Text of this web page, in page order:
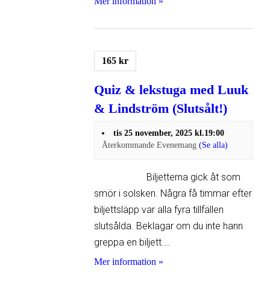
165 kr
Quiz & lekstuga med Luuk
& Lindström (Slutsålt!)
tis 25 november, 2025 kl.19:00
Återkommande Evenemang (Se alla)
Biljetterna gick åt som
smör i solsken. Några få timmar efter
biljettsläpp var alla fyra tillfällen
slutsålda. Beklagar om du inte hann
greppa en biljett.…
Mer information »